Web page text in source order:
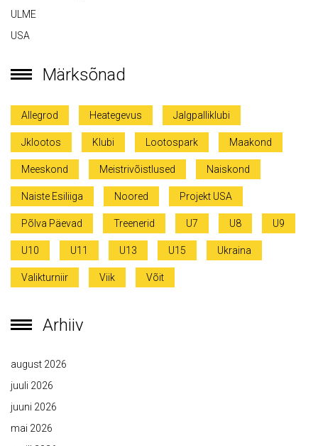
ULME
USA
Märksõnad
Allegrod Heategevus Jalgpalliklubi
Jklootos Klubi Lootospark Maakond
Meeskond Meistrivõistlused Naiskond
Naiste Esiliiga Noored Projekt USA
Põlva Päevad Treenerid U7 U8 U9
U10 U11 U13 U15 Ukraina
Valikturniir Viik Võit
Arhiiv
august 2026
juuli 2026
juuni 2026
mai 2026